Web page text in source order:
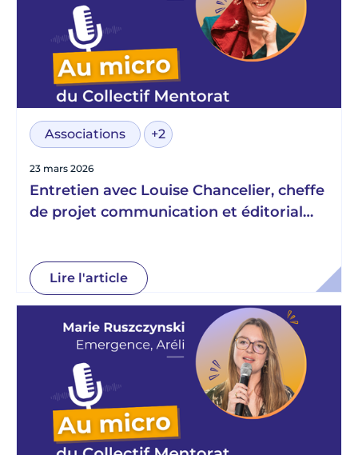
Associations +2
23 mars 2026
Entretien avec Louise Chancelier, cheffe
de projet communication et éditorial
Lire l'article